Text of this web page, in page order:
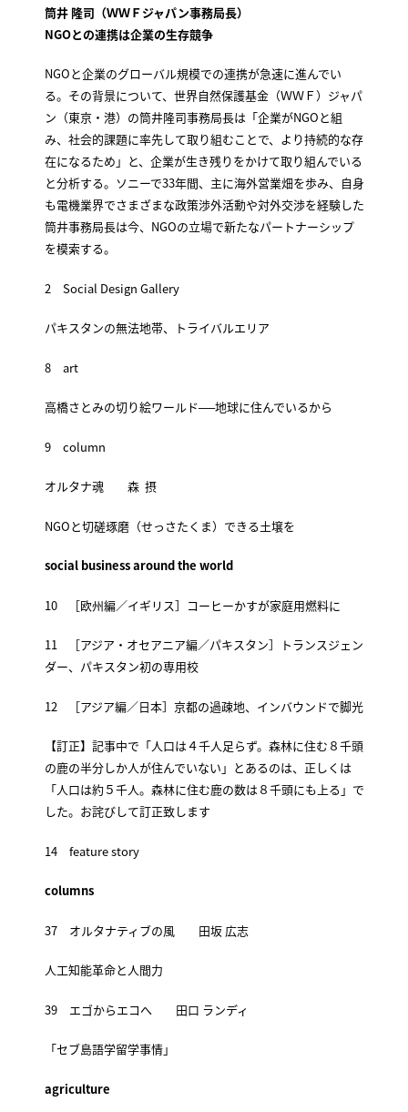
筒井 隆司（ＷＷＦジャパン事務局長）
NGOとの連携は企業の生存競争
NGOと企業のグローバル規模での連携が急速に進んでい
る。その背景について、世界自然保護基金（ＷＷＦ）ジャパ
ン（東京・港）の筒井隆司事務局長は「企業がNGOと組
み、社会的課題に率先して取り組むことで、より持続的な存
在になるため」と、企業が生き残りをかけて取り組んでいる
と分析する。ソニーで33年間、主に海外営業畑を歩み、自身
も電機業界でさまざまな政策渉外活動や対外交渉を経験した
筒井事務局長は今、NGOの立場で新たなパートナーシップ
を模索する。
2 Social Design Gallery
パキスタンの無法地帯、トライバルエリア
8 art
高橋さとみの切り絵ワールド──地球に住んでいるから
9 column
オルタナ魂 森 摂
NGOと切磋琢磨（せっさたくま）できる土壌を
social business around the world
10 ［欧州編／イギリス］コーヒーかすが家庭用燃料に
11 ［アジア・オセアニア編／パキスタン］トランスジェン
ダー、パキスタン初の専用校
12 ［アジア編／日本］京都の過疎地、インバウンドで脚光
【訂正】記事中で「人口は４千人足らず。森林に住む８千頭
の鹿の半分しか人が住んでいない」とあるのは、正しくは
「人口は約５千人。森林に住む鹿の数は８千頭にも上る」で
した。お詫びして訂正致します
14 feature story
columns
37 オルタナティブの風 田坂 広志
人工知能革命と人間力
39 エゴからエコへ 田口 ランディ
「セブ島語学留学事情」
agriculture